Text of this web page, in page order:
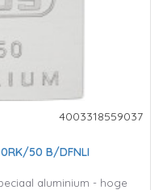
4003318559037
50 B/DFNLI
aluminium - hoge